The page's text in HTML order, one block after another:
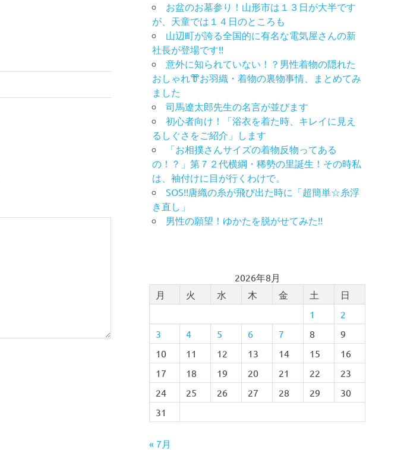
お盆のお墓参り！山形市は１３日が大半です
が、天童では１４日のところも
山辺町が誇る全国的に有名な電気屋さんの新
社長が登場です!!
意外に知られていない！？男性着物の隠れた
おしゃれ👘お羽織・着物の裏物事情、まとめてみ
ました
司馬遼太郎先生の名言が並びます
初心者向け！「浴衣を着た時、キレイに見え
るしぐさをご紹介」します
「お相撲さんサイズの着物反物ってある
の！？」第７２代横綱・稀勢の里誕生！その時私
は、袖付けに目が行くわけで。
SOS!!唐織の糸が飛び出た時に「超簡単☆糸浮
き直し」
男性の願望！ゆかたを脱がせてみた!!
2026年8月
月
火 水 木 金 土
日
1
2
3
4 5 6 7 8
9
10
11 12 13 14 15
16
17
18 19 20 21 22
23
24
25 26 27 28 29
30
31
« 7月